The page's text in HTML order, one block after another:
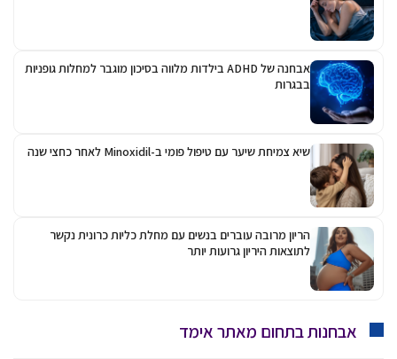
אבחנה של ADHD בילדות מלווה בסיכון מוגבר למחלות גופניות
בבגרות
שיא צמיחת שיער עם טיפול פומי ב-Minoxidil לאחר כחצי שנה
הריון מרובה עוברים בנשים עם מחלת כליות כרונית נקשר
לתוצאות היריון גרועות יותר
אבחנות בתחום מאתר אימד